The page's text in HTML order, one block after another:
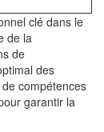
clé dans le
de la
de
des
compétences
garantir la